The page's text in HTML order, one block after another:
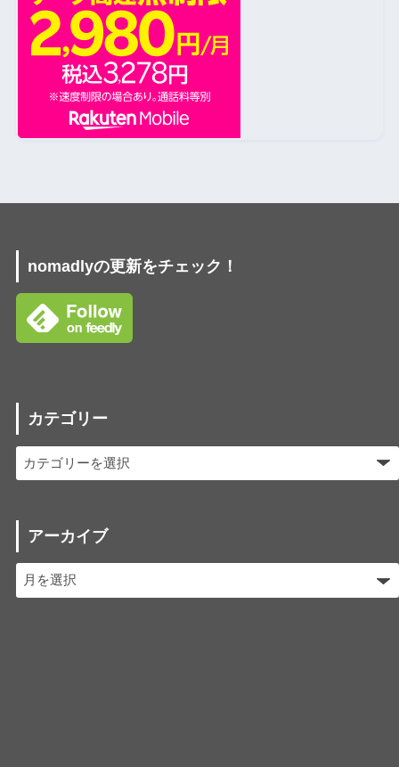
nomadlyの更新をチェック！
カテゴリー
アーカイブ